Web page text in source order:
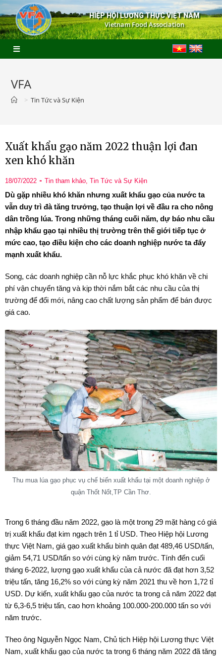
HIỆP HỘI LƯƠNG THỰC VIỆT NAM
Vietnam Food Association
VFA
> Tin Tức và Sự Kiện
Xuất khẩu gạo năm 2022 thuận lợi đan
xen khó khăn
18/07/2022 Tin tham khảo, Tin Tức và Sự Kiện
Dù gặp nhiều khó khăn nhưng xuất khẩu gạo của nước ta
vẫn duy trì đà tăng trưởng, tạo thuận lợi về đầu ra cho nông
dân trồng lúa. Trong những tháng cuối năm, dự báo nhu cầu
nhập khẩu gạo tại nhiều thị trường trên thế giới tiếp tục ở
mức cao, tạo điều kiện cho các doanh nghiệp nước ta đẩy
mạnh xuất khẩu.
Song, các doanh nghiệp cần nỗ lực khắc phục khó khăn về chi
phí vận chuyển tăng và kịp thời nắm bắt các nhu cầu của thị
trường để đổi mới, nâng cao chất lượng sản phẩm để bán được
giá cao.
Thu mua lúa gạo phục vụ chế biến xuất khẩu tại một doanh nghiệp ở
quận Thốt Nốt,TP Cần Thơ.
Trong 6 tháng đầu năm 2022, gạo là một trong 29 mặt hàng có giá
trị xuất khẩu đạt kim ngạch trên 1 tỉ USD. Theo Hiệp hội Lương
thực Việt Nam, giá gạo xuất khẩu bình quân đạt 489,46 USD/tấn,
giảm 54,71 USD/tấn so với cùng kỳ năm trước. Tính đến cuối
tháng 6-2022, lượng gạo xuất khẩu của cả nước đã đạt hơn 3,52
triệu tấn, tăng 16,2% so với cùng kỳ năm 2021 thu về hơn 1,72 tỉ
USD. Dự kiến, xuất khẩu gạo của nước ta trong cả năm 2022 đạt
từ 6,3-6,5 triệu tấn, cao hơn khoảng 100.000-200.000 tấn so với
năm trước.
Theo ông Nguyễn Ngọc Nam, Chủ tịch Hiệp hội Lương thực Việt
Nam, xuất khẩu gạo của nước ta trong 6 tháng năm 2022 đã tăng